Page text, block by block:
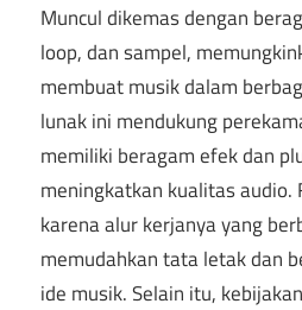
Muncul dikemas dengan
loop, dan sampel,
membuat musik dalam
lunak ini mendukung
memiliki beragam efek dan
meningkatkan kualitas audio.
karena alur kerjanya yang
memudahkan tata letak dan
ide musik. Selain itu,